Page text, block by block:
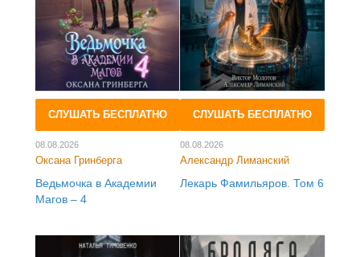
СЛУШАТЬ БЕСПЛАТНО
08.08.2026
Оксана Гринберга
Ведьмочка в Академии
Магов – 4
СЛУШАТЬ БЕСПЛАТНО
08.08.2026
Александр Лиманский
Лекарь Фамильяров. Том 6